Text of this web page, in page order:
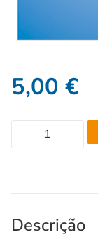
5,00 €
Descrição